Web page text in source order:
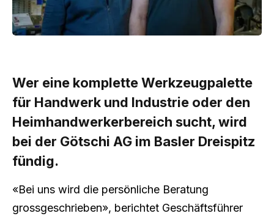
Wer eine komplette Werkzeugpalette
für Handwerk und Industrie oder den
Heimhandwerkerbereich sucht, wird
bei der Götschi AG im Basler Dreispitz
fündig.
«Bei uns wird die persönliche Beratung
grossgeschrieben», berichtet Geschäftsführer